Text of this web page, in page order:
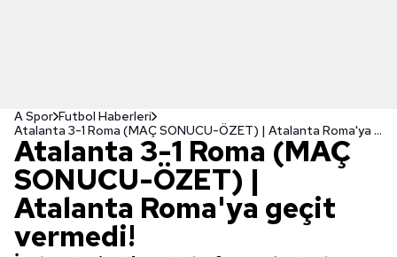
A Spor Futbol Haberleri
Atalanta 3-1 Roma (MAÇ SONUCU-ÖZET) | Atalanta Roma'ya geçit vermedi!
Atalanta 3-1 Roma (MAÇ
SONUCU-ÖZET) |
Atalanta Roma'ya geçit
vermedi!